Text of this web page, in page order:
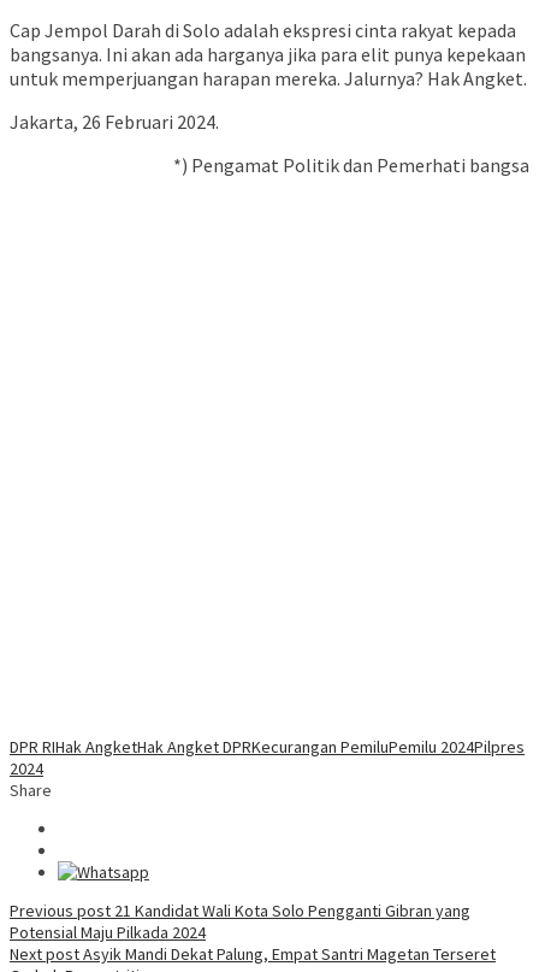
Cap Jempol Darah di Solo adalah ekspresi cinta rakyat kepada
bangsanya. Ini akan ada harganya jika para elit punya kepekaan
untuk memperjuangan harapan mereka. Jalurnya? Hak Angket.
Jakarta, 26 Februari 2024.
*) Pengamat Politik dan Pemerhati bangsa
DPR RIHak AngketHak Angket DPRKecurangan PemiluPemilu 2024Pilpres
2024
Share
Post
navigation
Previous post 21 Kandidat Wali Kota Solo Pengganti Gibran yang
Potensial Maju Pilkada 2024
Next postAsyik Mandi Dekat Palung, Empat Santri Magetan Terseret